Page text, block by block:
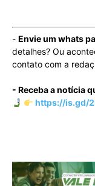
- Envie um whats
detalhes? Ou
contato com a
- Receba a notícia
https://is.gd/